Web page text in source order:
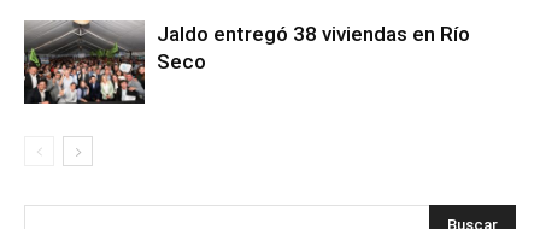
Jaldo entregó 38 viviendas en Río
Seco